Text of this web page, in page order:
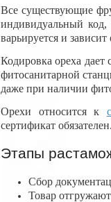
Все существующие
индивидуальный
варьируется и зависит
Кодировка ореха дает
фитосанитарной
даже при наличии
Орехи относится к
сертификат обязателен.
Этапы
Сбор
Товар